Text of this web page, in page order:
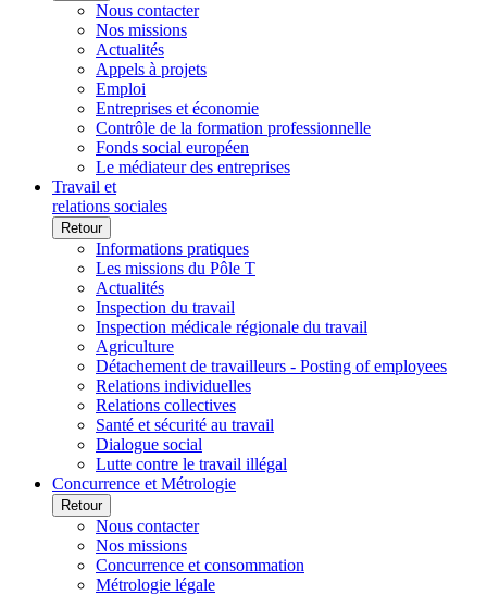
Nous contacter
Nos missions
Actualités
Appels à projets
Emploi
Entreprises et économie
Contrôle de la formation professionnelle
Fonds social européen
Le médiateur des entreprises
Travail et
relations sociales
Retour
Informations pratiques
Les missions du Pôle T
Actualités
Inspection du travail
Inspection médicale régionale du travail
Agriculture
Détachement de travailleurs - Posting of employees
Relations individuelles
Relations collectives
Santé et sécurité au travail
Dialogue social
Lutte contre le travail illégal
Concurrence et Métrologie
Retour
Nous contacter
Nos missions
Concurrence et consommation
Métrologie légale